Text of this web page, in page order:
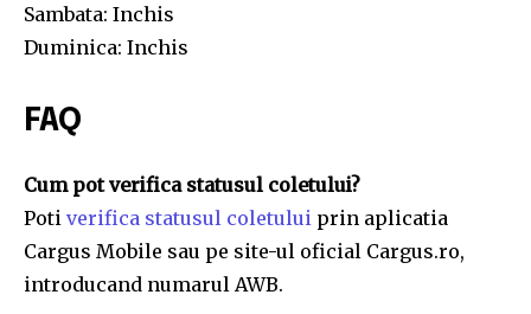
Sambata: Inchis
Duminica: Inchis
FAQ
Cum pot verifica statusul coletului?
Poti verifica statusul coletului prin aplicatia
Cargus Mobile sau pe site-ul oficial Cargus.ro,
introducand numarul AWB.